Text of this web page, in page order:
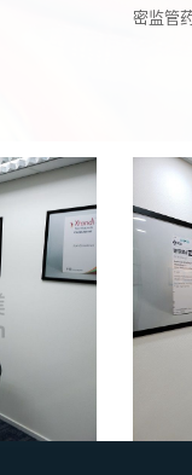
密监管